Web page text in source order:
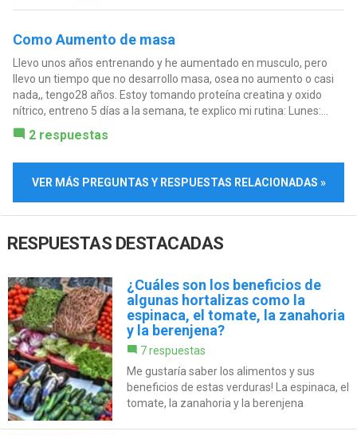
Como Aumento de masa
Llevo unos años entrenando y he aumentado en musculo, pero
llevo un tiempo que no desarrollo masa, osea no aumento o casi
nada,, tengo28 años. Estoy tomando proteína creatina y oxido
nítrico, entreno 5 días a la semana, te explico mi rutina: Lunes:...
2 respuestas
VER MÁS PREGUNTAS Y RESPUESTAS RELACIONADAS »
RESPUESTAS DESTACADAS
¿Cuáles son los beneficios de
algunas hortalizas como la
espinaca, el tomate, la zanahoria
y la berenjena?
7 respuestas
Me gustaría saber los alimentos y sus
beneficios de estas verduras! La espinaca, el
tomate, la zanahoria y la berenjena